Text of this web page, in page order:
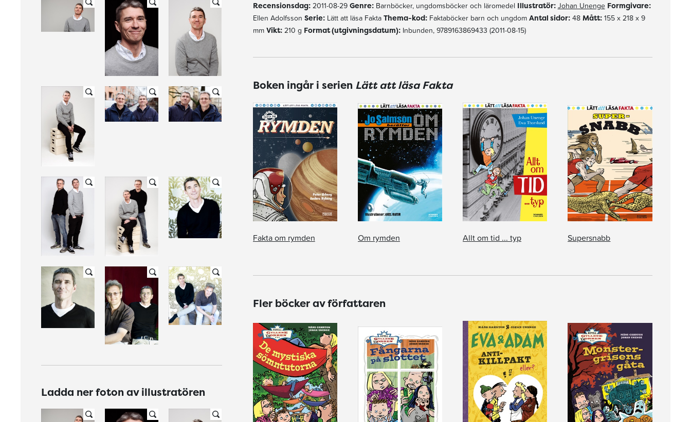
Ladda ner foton av illustratören
Recensionsdag:2011-08-29 Genre:Barnböcker, ungdomsböcker och läromedel Illustratör: Johan Unenge Formgivare:
Ellen Adolfsson Serie:Lätt att läsa Fakta Thema-kod:Faktaböcker barn och ungdom Antal sidor:48 Mått:155 x 218 x 9
mm Vikt:210 g Format (utgivningsdatum):Inbunden, 9789163869433 (2011-08-15)
Boken ingår i serien Lätt att läsa Fakta
Fakta om rymden Om rymden Allt om tid ... typ Supersnabb
Fler böcker av författaren